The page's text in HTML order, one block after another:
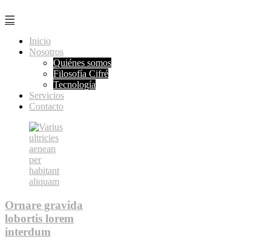
Inicio
Nosotros
Quiénes somos
Filosofía Cifré
Tecnología
Servicios
Contacto
Ornare gravida
lobortis lorem
interdum